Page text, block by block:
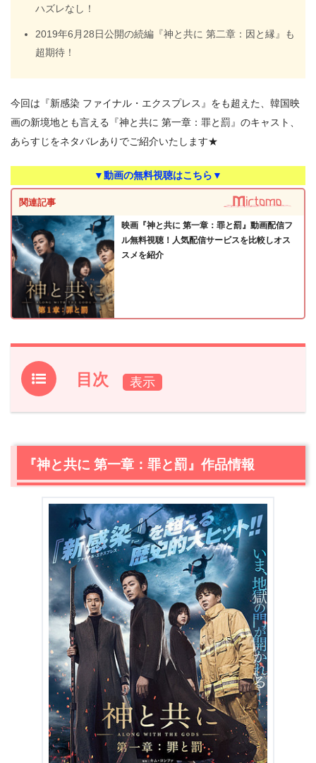
ハズレなし！
2019年6月28日公開の続編『神と共に 第二章：因と縁』も
超期待！
今回は『新感染 ファイナル・エクスプレス』をも超えた、韓国映
画の新境地とも言える『神と共に 第一章：罪と罰』のキャスト、
あらすじをネタバレありでご紹介いたします★
▼動画の無料視聴はこちら▼
関連記事
映画『神と共に 第一章：罪と罰』動画配信フ
ル無料視聴！人気配信サービスを比較しオス
スメを紹介
目次
1.『神と共に 第一章：罪と罰』作品情報
想
2.1主人公、いきなり死ぬ
超個性的な地獄が登場！裁判始まる
弟・スホン（キム・ドンウク）の死
2.5ジャホン（チャ・テヒョン）、家出の理由
2.6 『神と共に 第一章：罪と罰』気になる結末
2.7 『神と共に 第一章：罪と罰』の感想
『神と共に 第一章：罪と罰』あらすじ・ネタバレ感想ま
とめ
『神と共に 第一章：罪と罰』作品情報